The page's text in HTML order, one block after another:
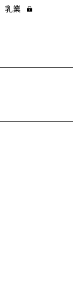
乳業